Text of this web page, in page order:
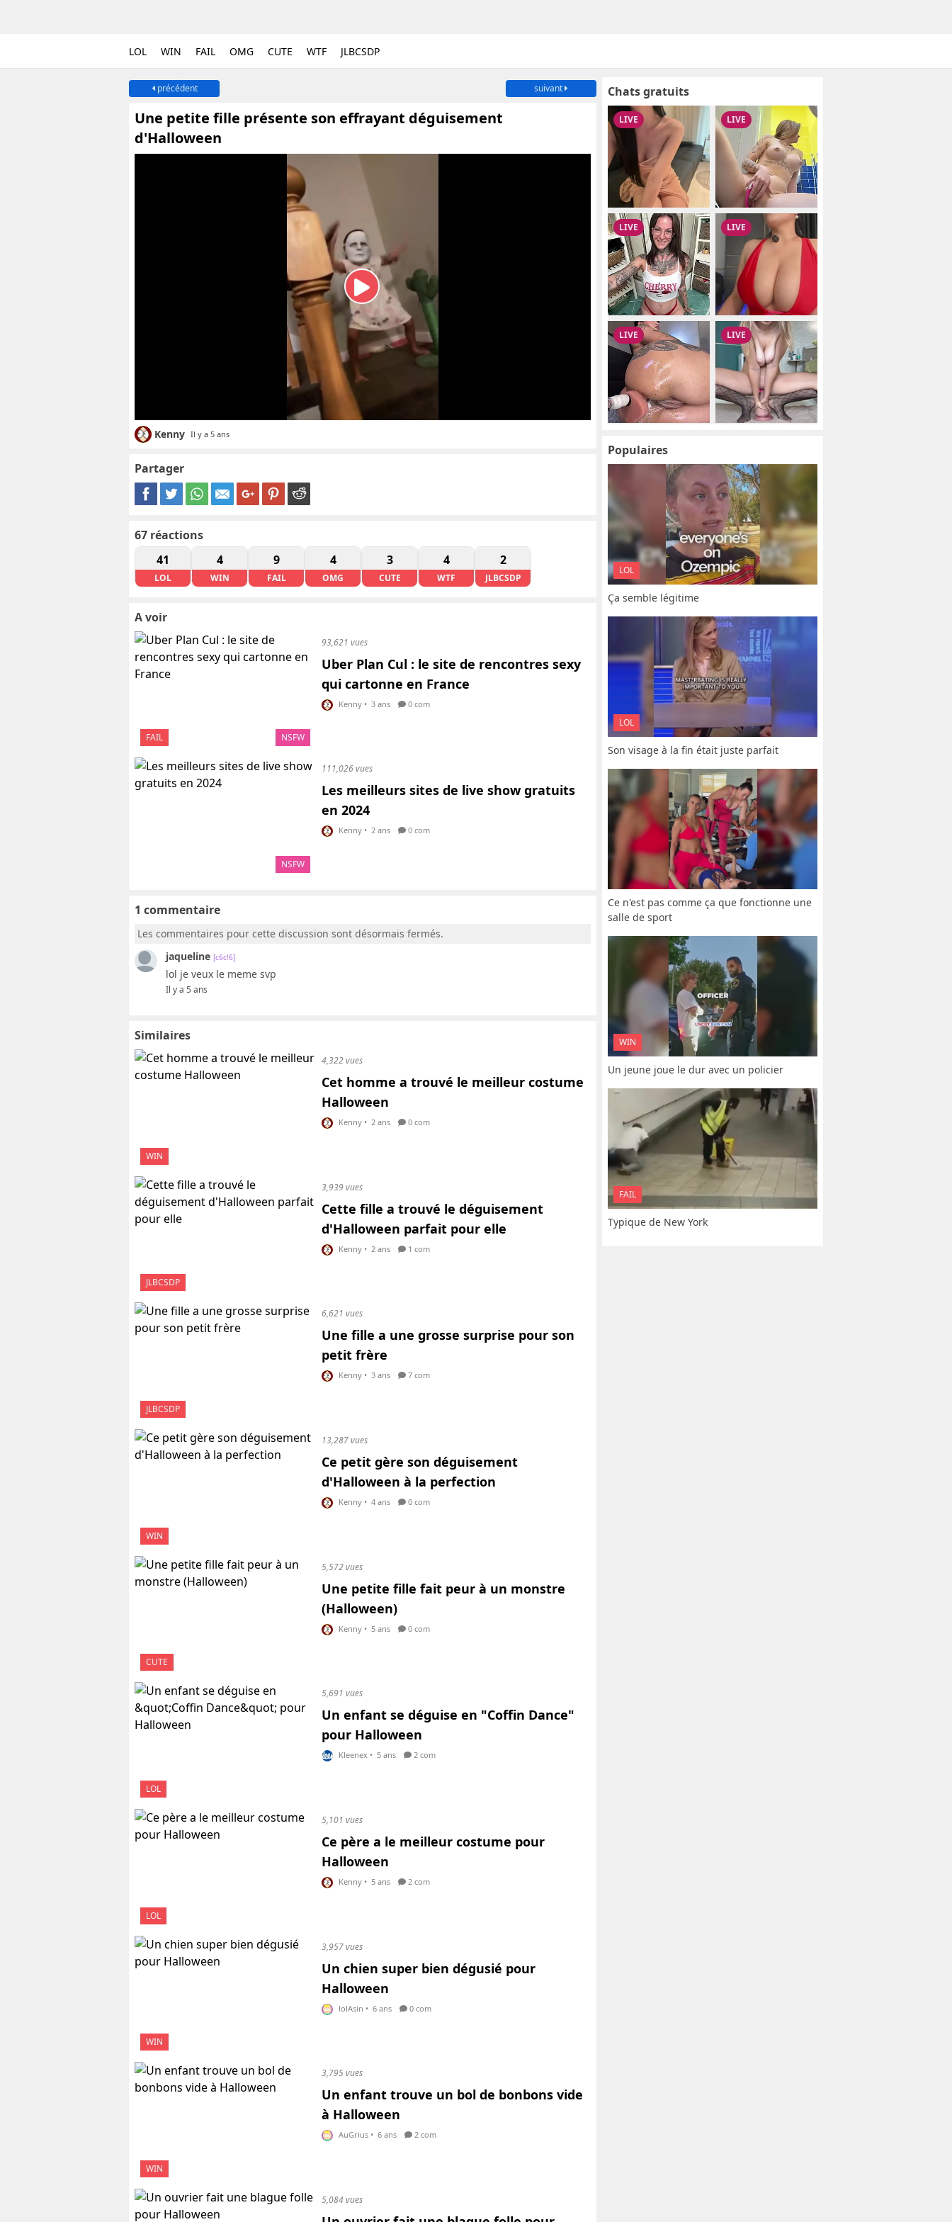
LOL WIN FAIL OMG CUTE WTF JLBCSDP
précédent suivant
Une petite fille présente son effrayant déguisement
d'Halloween
Kenny Il y a 5 ans
Partager
67 réactions
41
LOL
4
WIN
9
FAIL
4
OMG
3
CUTE
4
WTF
2
JLBCSDP
A voir
FAIL NSFW
93,621 vues
Uber Plan Cul : le site de rencontres sexy
qui cartonne en France
Kenny • 3 ans 0 com
NSFW
111,026 vues
Les meilleurs sites de live show gratuits
en 2024
Kenny • 2 ans 0 com
1 commentaire
Les commentaires pour cette discussion sont désormais fermés.
jaqueline [c6c!6]
lol je veux le meme svp
Il y a 5 ans
Similaires
WIN
4,322 vues
Cet homme a trouvé le meilleur costume
Halloween
Kenny • 2 ans 0 com
JLBCSDP
3,939 vues
Cette fille a trouvé le déguisement
d'Halloween parfait pour elle
Kenny • 2 ans 1 com
JLBCSDP
6,621 vues
Une fille a une grosse surprise pour son
petit frère
Kenny • 3 ans 7 com
WIN
13,287 vues
Ce petit gère son déguisement
d'Halloween à la perfection
Kenny • 4 ans 0 com
CUTE
5,572 vues
Une petite fille fait peur à un monstre
(Halloween)
Kenny • 5 ans 0 com
LOL
5,691 vues
Un enfant se déguise en "Coffin Dance"
pour Halloween
Kleenex • 5 ans 2 com
LOL
5,101 vues
Ce père a le meilleur costume pour
Halloween
Kenny • 5 ans 2 com
WIN
3,957 vues
Un chien super bien dégusié pour
Halloween
lolAsin • 6 ans 0 com
WIN
3,795 vues
Un enfant trouve un bol de bonbons vide
à Halloween
AuGrius • 6 ans 2 com
5,084 vues
Chats gratuits
Populaires
LOL
Ça semble légitime
LOL
Son visage à la fin était juste parfait
Ce n'est pas comme ça que fonctionne une
salle de sport
WIN
Un jeune joue le dur avec un policier
FAIL
Typique de New York